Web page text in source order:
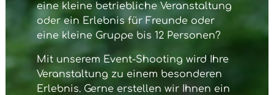
eine kleine betriebliche Veranstaltung
oder ein Erlebnis für Freunde oder
eine kleine Gruppe bis 12 Personen?
Mit unserem Event-Shooting wird Ihre
Veranstaltung zu einem besonderen
Erlebnis. Gerne erstellen wir Ihnen ein